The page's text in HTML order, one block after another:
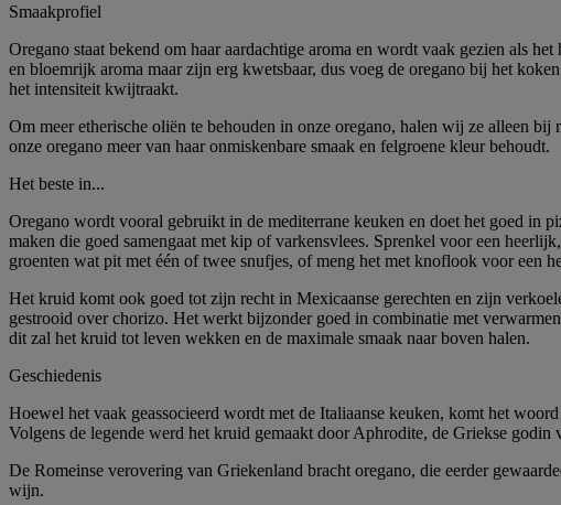
Smaakprofiel
Oregano staat bekend om haar aardachtige aroma en wordt vaak gezien als
en bloemrijk aroma maar zijn erg kwetsbaar, dus voeg de oregano bij het
het intensiteit kwijtraakt.
Om meer etherische oliën te behouden in onze oregano, halen wij ze alleen
onze oregano meer van haar onmiskenbare smaak en felgroene kleur behoudt.
Het beste in...
Oregano wordt vooral gebruikt in de mediterrane keuken en doet het goed in
maken die goed samengaat met kip of varkensvlees. Sprenkel voor een
groenten wat pit met één of twee snufjes, of meng het met knoflook voor een
Het kruid komt ook goed tot zijn recht in Mexicaanse gerechten en zijn
gestrooid over chorizo. Het werkt bijzonder goed in combinatie met
dit zal het kruid tot leven wekken en de maximale smaak naar boven halen.
Geschiedenis
Hoewel het vaak geassocieerd wordt met de Italiaanse keuken, komt het
Volgens de legende werd het kruid gemaakt door Aphrodite, de Griekse godin
De Romeinse verovering van Griekenland bracht oregano, die eerder
wijn.